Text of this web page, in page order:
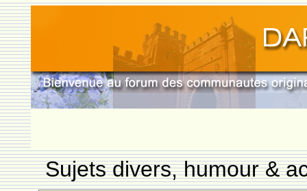
Sujets divers, humour &